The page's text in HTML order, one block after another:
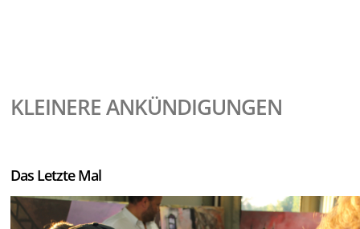
KLEINERE ANKÜNDIGUNGEN
Das Letzte Mal